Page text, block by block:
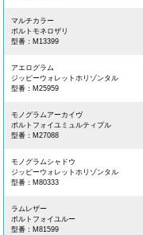
マルチカラー
ポルトモネロザリ
型番：M13399
アエログラム
ジッピーウォレットホリゾンタル
型番：M25959
モノグラムアーカイヴ
ポルトフォイユミュルティプル
型番：M27088
モノグラムシャドウ
ジッピーウォレットホリゾンタル
型番：M80333
ラムレザー
ポルトフォイユルー
型番：M81599